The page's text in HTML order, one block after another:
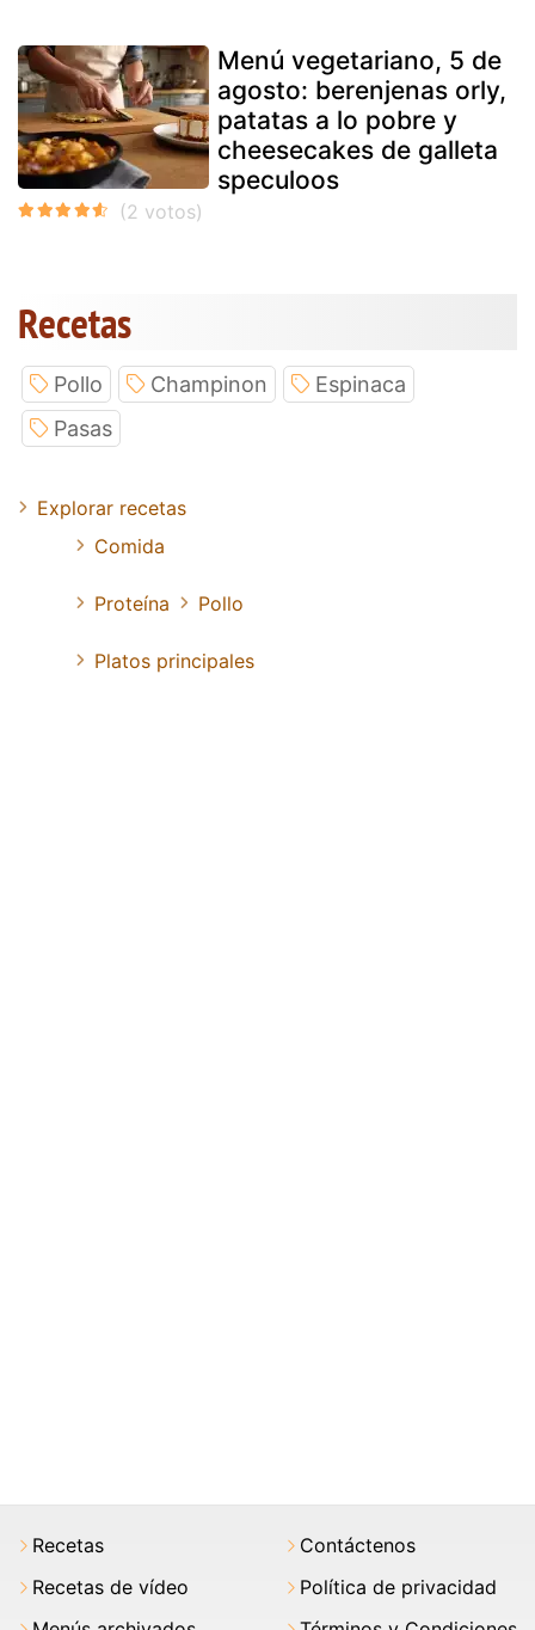
Menú vegetariano, 5 de
agosto: berenjenas orly,
patatas a lo pobre y
cheesecakes de galleta
speculoos
Recetas
Pollo Champinon
Espinaca
Pasas
Explorar recetas
Comida
Proteína Pollo
Platos principales
Recetas
Recetas de vídeo
Contáctenos
Política de privacidad